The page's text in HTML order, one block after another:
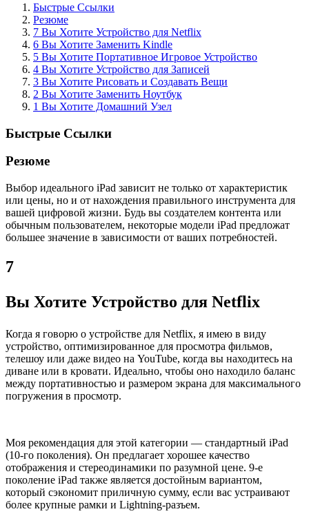
Быстрые Ссылки
Резюме
7 Вы Хотите Устройство для Netflix
6 Вы Хотите Заменить Kindle
5 Вы Хотите Портативное Игровое Устройство
4 Вы Хотите Устройство для Записей
3 Вы Хотите Рисовать и Создавать Вещи
2 Вы Хотите Заменить Ноутбук
1 Вы Хотите Домашний Узел
Быстрые Ссылки
Резюме
Выбор идеального iPad зависит не только от характеристик
или цены, но и от нахождения правильного инструмента для
вашей цифровой жизни. Будь вы создателем контента или
обычным пользователем, некоторые модели iPad предложат
большее значение в зависимости от ваших потребностей.
7
Вы Хотите Устройство для Netflix
Когда я говорю о устройстве для Netflix, я имею в виду
устройство, оптимизированное для просмотра фильмов,
телешоу или даже видео на YouTube, когда вы находитесь на
диване или в кровати. Идеально, чтобы оно находило баланс
между портативностью и размером экрана для максимального
погружения в просмотр.
Моя рекомендация для этой категории — стандартный iPad
(10-го поколения). Он предлагает хорошее качество
отображения и стереодинамики по разумной цене. 9-е
поколение iPad также является достойным вариантом,
который сэкономит приличную сумму, если вас устраивают
более крупные рамки и Lightning-разъем.